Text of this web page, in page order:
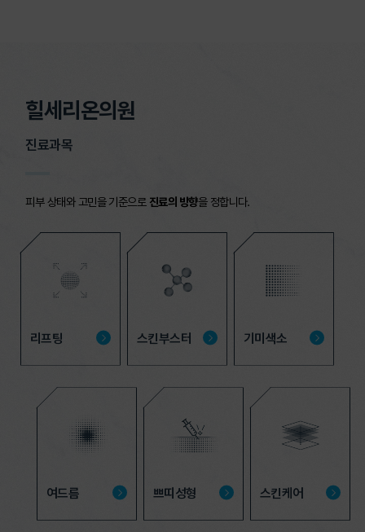
힐세리온의원
진료과목
피부 상태와 고민을 기준으로 진료의 방향을 정합니다.
리프팅 스킨부스터 기미색소
여드름 쁘띠성형 스킨케어